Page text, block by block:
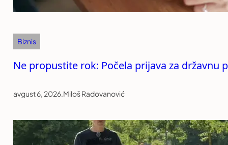
Biznis
Ne propustite rok: Počela prijava za državnu
avgust 6, 2026.Miloš Radovanović